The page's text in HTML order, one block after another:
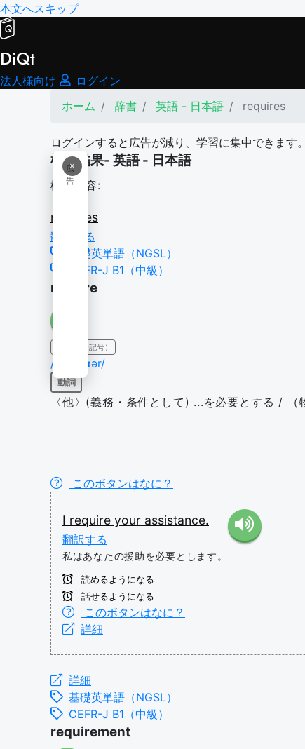
本文へスキップ
DiQt
法人様向け
ログイン
ホーム
辞書 英語 - 日本語 requires
ログインすると広告が減り、学習に集中できます。
×
広
告
検索結果- 英語 - 日本語
検索内容:
requires
翻訳する
基礎英単語（NGSL）
CEFR-J B1（中級）
require
IPA（発音記号）
/rɪˈkwaɪər/
動詞
〈他〉(義務・条件として) ...を必要とする /
このボタンはなに？
I require your assistance.
翻訳する
私はあなたの援助を必要とします。
読めるようになる
話せるようになる
このボタンはなに？
詳細
詳細
基礎英単語（NGSL）
CEFR-J B1（中級）
requirement